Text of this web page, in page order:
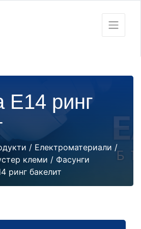
Е14 ринг
/ Електроматериали /
клеми / Фасунги
ринг бакелит